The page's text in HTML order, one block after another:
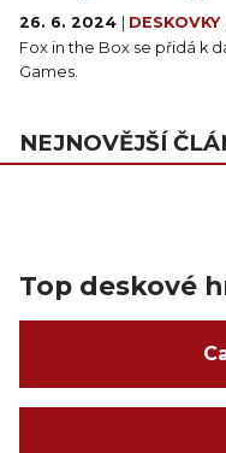
26. 6. 2024 DESKOVKY
Fox in the Box se přidá k
Games.
NEJNOVĚJŠÍ
Top deskové